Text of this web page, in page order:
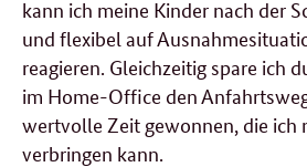
kann ich meine Kinder nach der
und flexibel auf
reagieren. Gleichzeitig spare ich
im Home-Office den
wertvolle Zeit gewonnen, die ich
verbringen kann.